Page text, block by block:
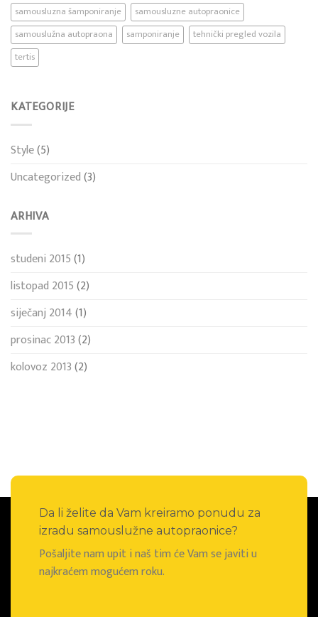
samousluzna šamponiranje
samousluzne autopraonice
samouslužna autopraona
samponiranje
tehnički pregled vozila
tertis
KATEGORIJE
Style(5)
Uncategorized(3)
ARHIVA
studeni 2015(1)
listopad 2015(2)
siječanj 2014(1)
prosinac 2013(2)
kolovoz 2013(2)
Da li želite da Vam kreiramo ponudu za
izradu samouslužne autopraonice?
Pošaljite nam upit i naš tim će Vam se javiti u
najkraćem mogućem roku.